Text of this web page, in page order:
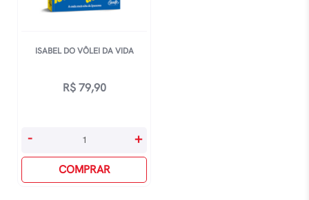
ISABEL DO VÔLEI DA VIDA
R$79,90
Isabel
Da
- +
COMPRAR